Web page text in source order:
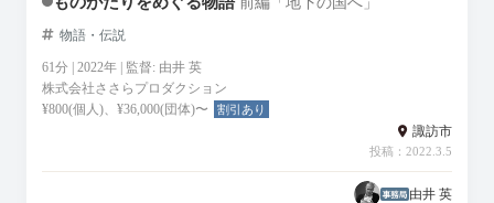
物語・伝説
61分 | 2022年 | 監督: 由井 英
株式会社ささらプロダクション
¥800(個人)、¥36,000(団体)〜
割引あり
諏訪市
投稿：2022.3.5
由井 英